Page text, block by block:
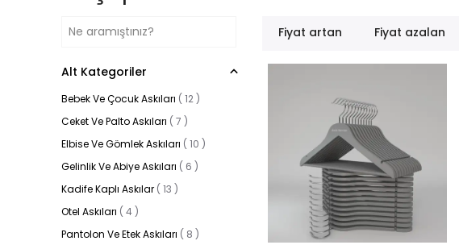
Fiyat artan Fiyat azalan
Alt Kategoriler
Bebek Ve Çocuk Askıları ( 12 )
Ceket Ve Palto Askıları ( 7 )
Elbise Ve Gömlek Askıları ( 10 )
Gelinlik Ve Abiye Askıları ( 6 )
Kadife Kaplı Askılar ( 13 )
Otel Askıları ( 4 )
Pantolon Ve Etek Askıları ( 8 )